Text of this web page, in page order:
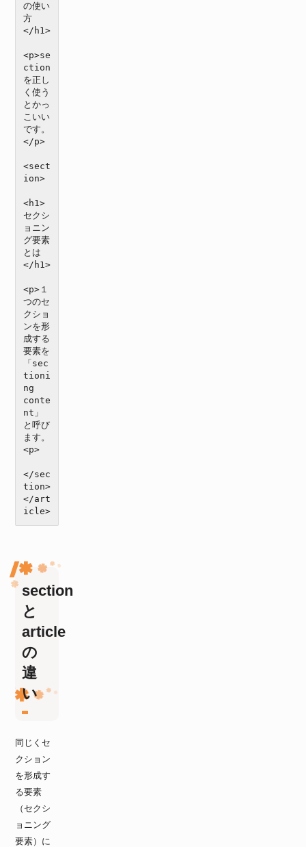
の使い
方
</h1>
<p>se
ction
を正し
く使う
とかっ
こいい
です。
</p>
<sect
ion>
<h1>
セクシ
ョニン
グ要素
とは
</h1>
<p>１
つのセ
クショ
ンを形
成する
要素を
「sec
tioni
ng
conte
nt」
と呼び
ます。
<p>
</sec
tion>
</art
icle>
section
と
article
の
違
い
同じくセ
クション
を形成す
る要素
（セクシ
ョニング
要素）に